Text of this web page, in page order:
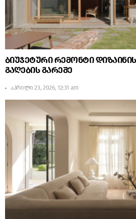
ბიუჯეტური რემონტი
გაღების გარეშე
აპრილი 23, 2026, 12:31 am